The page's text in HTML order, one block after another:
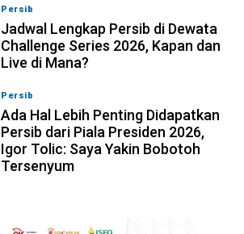
Persib
Jadwal Lengkap Persib di Dewata
Challenge Series 2026, Kapan dan
Live di Mana?
Persib
Ada Hal Lebih Penting Didapatkan
Persib dari Piala Presiden 2026,
Igor Tolic: Saya Yakin Bobotoh
Tersenyum